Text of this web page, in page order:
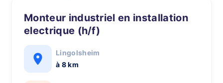
Monteur industriel en installation
electrique (h/f)
Lingolsheim
à 8 km